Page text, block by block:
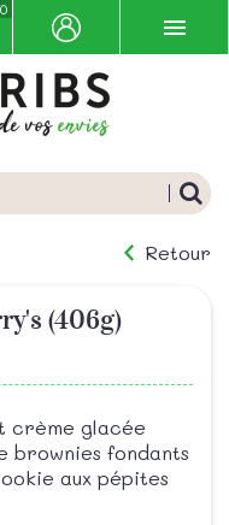
0
Retour
(406g)
crème glacée
brownies fondants
aux pépites